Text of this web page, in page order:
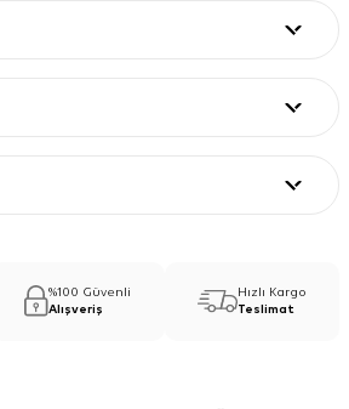
%100 Güvenli
Alışveriş
Hızlı Kargo
Teslimat